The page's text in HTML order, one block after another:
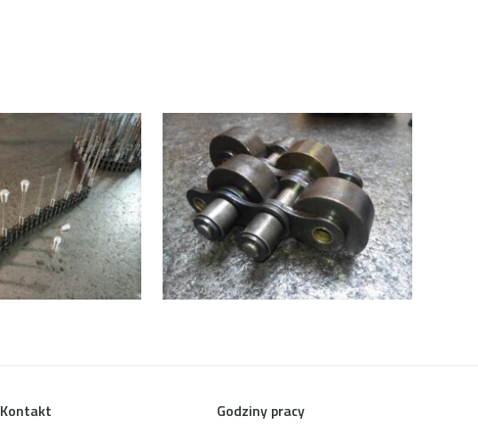
Kontakt Godziny pracy